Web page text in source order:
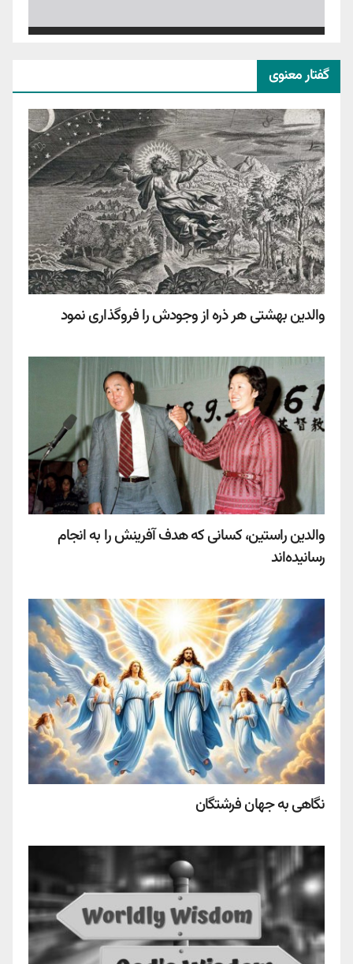
گفتار معنوی
والدین بهشتی هر ذره از وجودش را فروگذاری نمود
والدین راستین، کسانی که هدف آفرینش را به انجام
رسانیده‌اند
نگاهی به جهان فرشتگان